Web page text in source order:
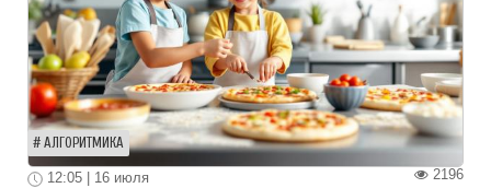
АЛГОРИТМИКА
2196
12:05 | 16 июля